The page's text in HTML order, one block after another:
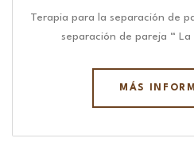
Terapia para la separación de
separación de pareja “
MÁS